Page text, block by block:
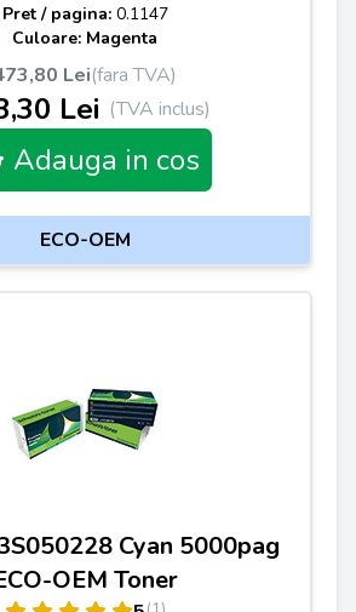
Pret / pagina: 0.1147
Culoare: Magenta
Lei(fara TVA)
Lei (TVA inclus)
Adauga in cos
ECO-OEM
Cyan 5000pag
OEM Toner